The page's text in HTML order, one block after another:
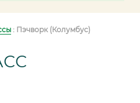
: Пэчворк (Колумбус)